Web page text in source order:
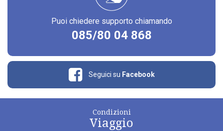
Puoi chiedere supporto chiamando
085/80 04 868
Seguici su Facebook
Condizioni
Viaggio